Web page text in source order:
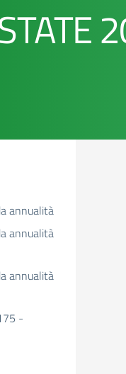
annualità
annualità
annualità
-